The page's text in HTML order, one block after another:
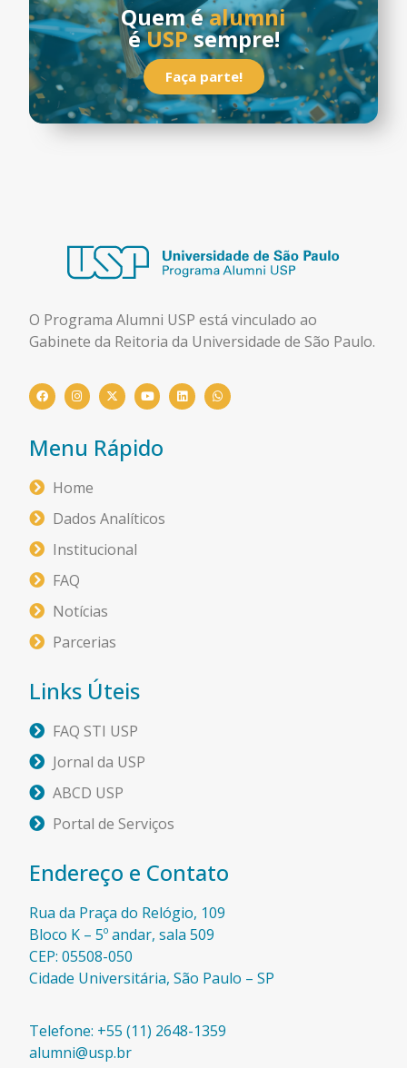
Quem éalumni
éUSPsempre!
Faça parte!
O Programa Alumni USP está vinculado ao
Gabinete da Reitoria da Universidade de São Paulo.
Menu Rápido
Home
Dados Analíticos
Institucional
FAQ
Notícias
Parcerias
Links Úteis
FAQ STI USP
Jornal da USP
ABCD USP
Portal de Serviços
Endereço e Contato
Rua da Praça do Relógio, 109
Bloco K – 5º andar, sala 509
CEP: 05508-050
Cidade Universitária, São Paulo – SP​
Telefone: +55 (11) 2648-1359
alumni@usp.br